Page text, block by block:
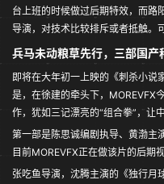
台上班的时候做过后期特效，而路
导演，对技术比较排斥或者抵触。
兵马未动粮草先行，三部国产
即将在大年初一上映的《刺杀小说
是，在徐建的牵头下，MOREVFX
作，犹如三记漂亮的“组合拳”，让
第一部是陈思诚编剧执导、黄渤主
目前MOREVFX正在做该片的后期
张吃鱼导演，沈腾主演的《独行月